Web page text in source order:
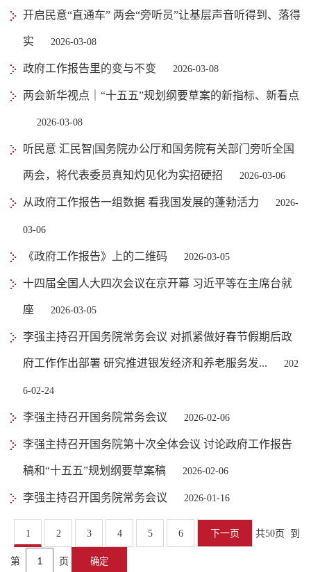
开启民意“直通车” 两会“旁听员”让基层声音听得到、落得
实 2026-03-08
政府工作报告里的变与不变 2026-03-08
两会新华视点｜“十五五”规划纲要草案的新指标、新看点
2026-03-08
听民意 汇民智|国务院办公厅和国务院有关部门旁听全国
两会，将代表委员真知灼见化为实招硬招 2026-03-06
从政府工作报告一组数据 看我国发展的蓬勃活力 2026-
03-06
《政府工作报告》上的二维码 2026-03-05
十四届全国人大四次会议在京开幕 习近平等在主席台就
座 2026-03-05
李强主持召开国务院常务会议 对抓紧做好春节假期后政
府工作作出部署 研究推进银发经济和养老服务发... 202
6-02-24
李强主持召开国务院常务会议 2026-02-06
李强主持召开国务院第十次全体会议 讨论政府工作报告
稿和“十五五”规划纲要草案稿 2026-02-06
李强主持召开国务院常务会议 2026-01-16
1 2 3 4 5 6 下一页 共50页 到
第 页